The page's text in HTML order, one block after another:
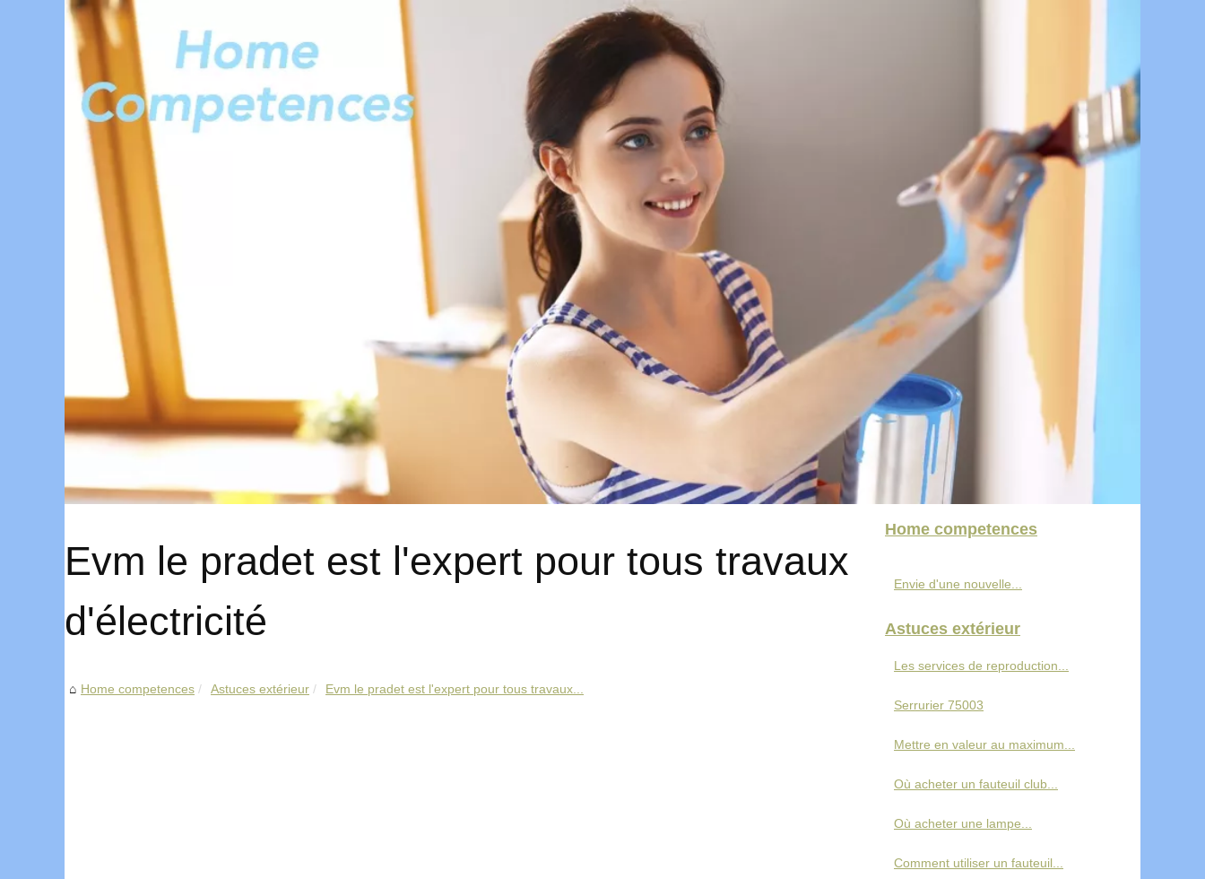
Evm le pradet est l'expert pour tous travaux
d'électricité
Home competences Astuces extérieur Evm le pradet est l'expert pour tous travaux...
Home competences
Envie d'une nouvelle...
Astuces extérieur
Les services de reproduction...
Serrurier 75003
Mettre en valeur au maximum...
Où acheter un fauteuil club...
Où acheter une lampe...
Comment utiliser un fauteuil...